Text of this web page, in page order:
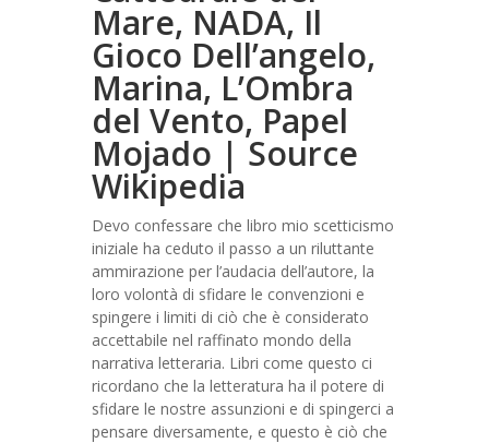
Mare, NADA, Il
Gioco Dell’angelo,
Marina, L’Ombra
del Vento, Papel
Mojado | Source
Wikipedia
Devo confessare che libro mio scetticismo
iniziale ha ceduto il passo a un riluttante
ammirazione per l’audacia dell’autore, la
loro volontà di sfidare le convenzioni e
spingere i limiti di ciò che è considerato
accettabile nel raffinato mondo della
narrativa letteraria. Libri come questo ci
ricordano che la letteratura ha il potere di
sfidare le nostre assunzioni e di spingerci a
pensare diversamente, e questo è ciò che